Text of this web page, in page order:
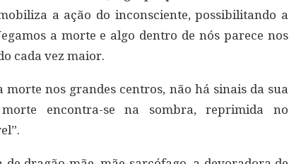
a ação do inconsciente, possibilitando a
a morte e algo dentro de nós parece nos
cada vez maior.
nos grandes centros, não há sinais da sua
encontra-se na sombra, reprimida no